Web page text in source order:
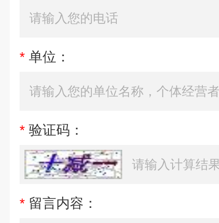
* 单位：
* 验证码：
* 留言内容：